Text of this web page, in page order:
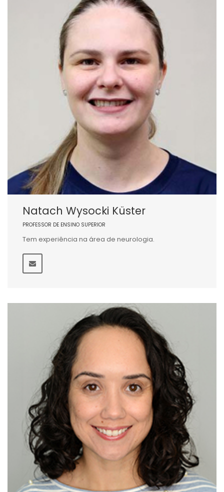
Natach Wysocki Küster
PROFESSOR DE ENSINO SUPERIOR
Tem experiência na área de neurologia.